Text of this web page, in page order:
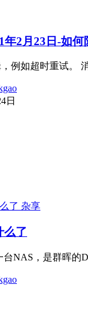
年2月23日-如
例如超时重试。
日
杂享
么了
NAS，是群晖的